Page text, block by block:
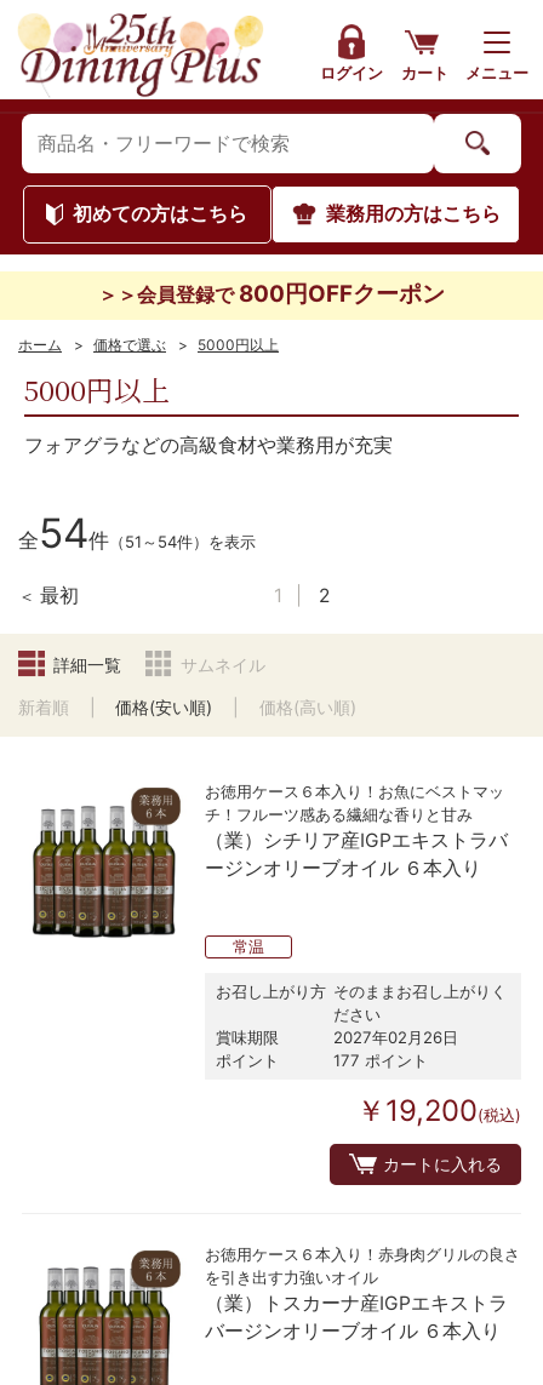
ログイン カート メニュー
初めての方はこちら 業務用の方はこちら
＞＞会員登録で 800円OFFクーポン
ホーム > 価格で選ぶ > 5000円以上
5000円以上
フォアグラなどの高級食材や業務用が充実
全54件 （51～54件）を表示
最初 1 2
詳細一覧 サムネイル
新着順 価格(安い順) 価格(高い順)
お徳用ケース６本入り！お魚にベストマッ
チ！フルーツ感ある繊細な香りと甘み
（業）シチリア産IGPエキストラバ
ージンオリーブオイル ６本入り
常温
お召し上がり方 そのままお召し上がりく
ださい
賞味期限
2027年02月26日
ポイント
177 ポイント
￥19,200(税込)
カートに入れる
お徳用ケース６本入り！赤身肉グリルの良さ
を引き出す力強いオイル
（業）トスカーナ産IGPエキストラ
バージンオリーブオイル ６本入り